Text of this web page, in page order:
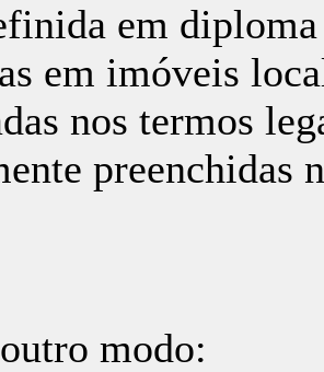
em
em imóveis
nos termos
preenchidas
modo: